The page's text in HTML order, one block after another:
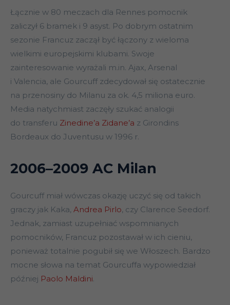
Łącznie w 80 meczach dla Rennes pomocnik
zaliczył 6 bramek i 9 asyst. Po dobrym ostatnim
sezonie Francuz zaczął być łączony z wieloma
wielkimi europejskimi klubami. Swoje
zainteresowanie wyrażali m.in. Ajax, Arsenal
i Valencia, ale Gourcuff zdecydował się ostatecznie
na przenosiny do Milanu za ok. 4,5 miliona euro.
Media natychmiast zaczęły szukać analogii
do transferu Zinedine’a Zidane’a z Girondins
Bordeaux do Juventusu w 1996 r.
2006–2009 AC Milan
Gourcuff miał wówczas okazję uczyć się od takich
graczy jak Kaka, Andrea Pirlo, czy Clarence Seedorf.
Jednak, zamiast uzupełniać wspomnianych
pomocników, Francuz pozostawał w ich cieniu,
ponieważ totalnie pogubił się we Włoszech. Bardzo
mocne słowa na temat Gourcuffa wypowiedział
później Paolo Maldini.